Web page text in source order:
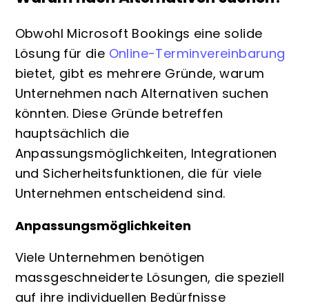
Obwohl Microsoft Bookings eine solide
Lösung für die Online-Terminvereinbarung
bietet, gibt es mehrere Gründe, warum
Unternehmen nach Alternativen suchen
könnten. Diese Gründe betreffen
hauptsächlich die
Anpassungsmöglichkeiten, Integrationen
und Sicherheitsfunktionen, die für viele
Unternehmen entscheidend sind.
Anpassungsmöglichkeiten
Viele Unternehmen benötigen
massgeschneiderte Lösungen, die speziell
auf ihre individuellen Bedürfnisse